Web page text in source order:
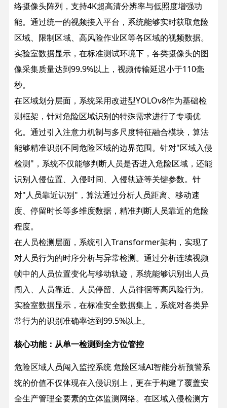
络摄像头阵列，支持4K超高清分辨率与低照度增强功
能。通过统一的视频接入平台，系统能够实时获取危险
区域、限制区域、高风险作业区等各区域的视频数据。
实验室数据显示，在标准测试环境下，各类摄像头的图
像采集质量达到99.9%以上，视频传输延迟小于110毫
秒。
在区域划分层面，系统采用改进型YOLOv8作为基础检
测框架，针对危险区域识别的特殊需求进行了专项优
化。通过引入注意力机制与多尺度特征融合模块，算法
能够精准识别不同危险区域的边界范围。针对"区域入侵
检测"，系统不仅能够判断人员是否进入危险区域，还能
识别入侵位置、入侵时间、入侵轨迹等关键参数。针
对"人员靠近识别"，算法通过分析人员距离、移动速
度、停留时长等多维度数据，精准判断人员靠近的危险
程度。
在人员检测层面，系统引入Transformer架构，实现了
对人员行为的时序分析与异常检测。通过分析连续视频
帧中的人员位置变化与移动轨迹，系统能够识别出人员
闯入、人员靠近、人员停留、人员徘徊等高风险行为。
实验室数据显示，在标准安全数据集上，系统对各类异
常行为的识别准确率达到99.5%以上。
核心功能：从单一检测到全方位管控
危险区域人员闯入监控系统 危险区域AI智能分析预警系
统的价值不仅体现在入侵识别上，更在于构建了覆盖安
全生产管理全要素的立体监测网络。 在区域入侵检测方